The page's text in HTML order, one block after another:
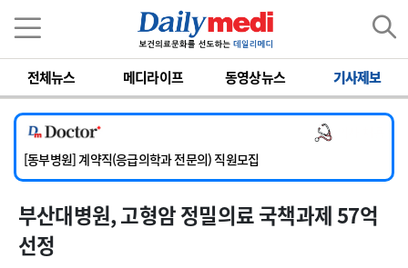
전체뉴스 메디라이프 동영상뉴스 기사제보
[서울아산병원] 2026년 하반기 인턴 모집
[영남대학교의료원] 마취통증의학과 임기제 임상의사 채용
[충남대학교병원] 소아청소년과(소아응급전담) 계약직 의사 공개채용
[동부병원] 계약직(응급의학과 전문의) 직원모집
[이대목동병원] 하반기 전공의(레지던트1년차) 모집
[서울아산병원] 2026년 하반기 인턴 모집
[영남대학교의료원] 마취통증의학과 임기제 임상의사 채용
부산대병원, 고형암 정밀의료 국책과제 57억
선정